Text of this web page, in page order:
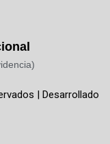
k
| Desarrollado